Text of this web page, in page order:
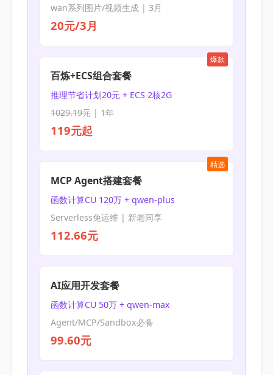
wan系列图片/视频生成 | 3月
20元/3月
爆款
百炼+ECS组合套餐
推理节省计划20元 + ECS 2核2G
1029.19元| 1年
119元起
精选
MCP Agent搭建套餐
函数计算CU 120万 + qwen-plus
Serverless免运维 | 新老同享
112.66元
AI应用开发套餐
函数计算CU 50万 + qwen-max
Agent/MCP/Sandbox必备
99.60元